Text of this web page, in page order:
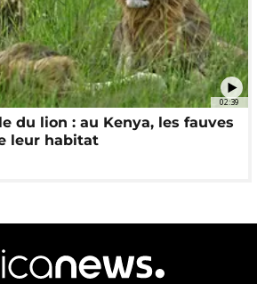
02:39
du lion : au Kenya, les fauves
leur habitat